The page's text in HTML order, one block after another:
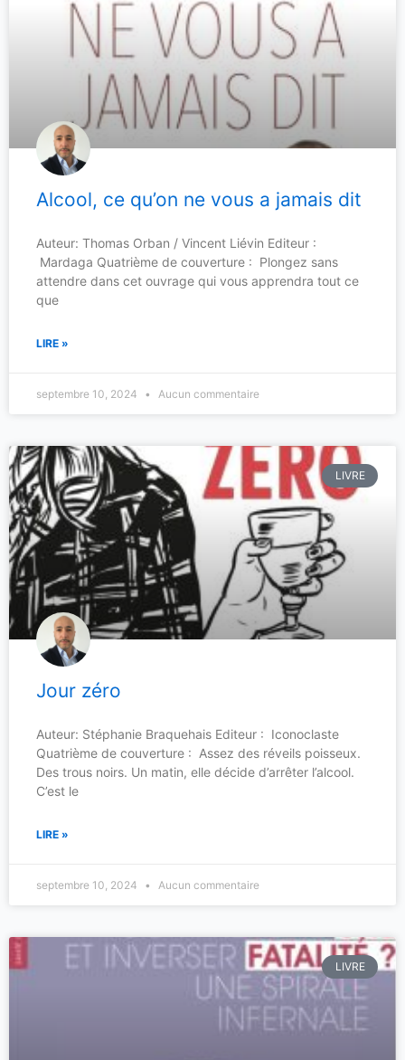
Alcool, ce qu’on ne vous a jamais dit
Auteur: Thomas Orban / Vincent Liévin Editeur :
Mardaga Quatrième de couverture : Plongez sans
attendre dans cet ouvrage qui vous apprendra tout ce
que
LIRE »
septembre 10, 2024 Aucun commentaire
LIVRE
Jour zéro
Auteur: Stéphanie Braquehais Editeur : Iconoclaste
Quatrième de couverture : Assez des réveils poisseux.
Des trous noirs. Un matin, elle décide d’arrêter l’alcool.
C’est le
LIRE »
septembre 10, 2024 Aucun commentaire
LIVRE